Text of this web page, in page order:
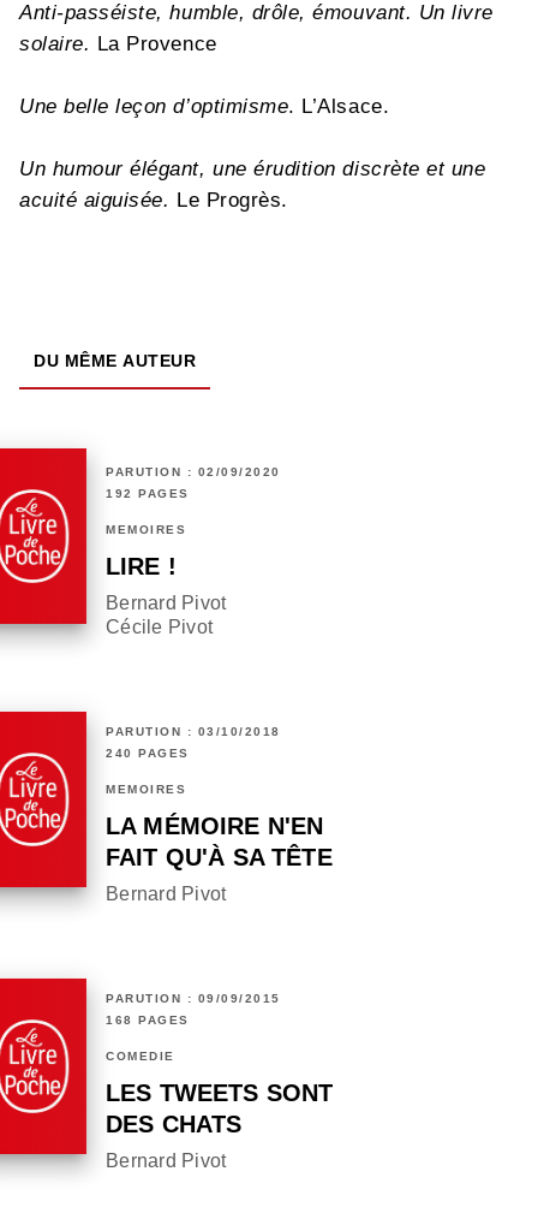
Anti-passéiste, humble, drôle, émouvant. Un livre
solaire. La Provence
Une belle leçon d’optimisme. L’Alsace.
Un humour élégant, une érudition discrète et une
acuité aiguisée. Le Progrès.
DU MÊME AUTEUR
PARUTION : 02/09/2020
192 PAGES
MÉMOIRES
LIRE !
Bernard Pivot
Cécile Pivot
PARUTION : 03/10/2018
240 PAGES
MÉMOIRES
LA MÉMOIRE N'EN
FAIT QU'À SA TÊTE
Bernard Pivot
PARUTION : 09/09/2015
168 PAGES
COMÉDIE
LES TWEETS SONT
DES CHATS
Bernard Pivot